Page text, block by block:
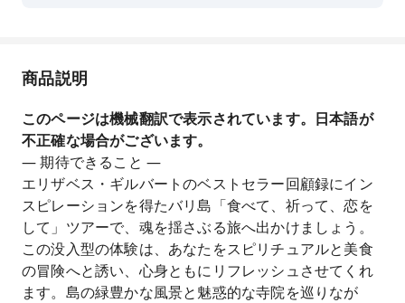
商品説明
このページは機械翻訳で表示されています。日本語が
不正確な場合がございます。
— 期待できること —
エリザベス・ギルバートのベストセラー回顧録にイン
スピレーションを得たバリ島「食べて、祈って、恋を
して」ツアーで、魂を揺さぶる旅へ出かけましょう。
この没入型の体験は、あなたをスピリチュアルと美食
の冒険へと誘い、心身ともにリフレッシュさせてくれ
ます。島の緑豊かな風景と魅惑的な寺院を巡りなが